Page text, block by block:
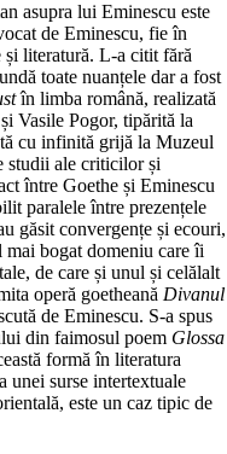
asupra lui Eminescu este
de Eminescu, fie în
și literatură. L-a citit fără
toate nuanțele dar a fost
în limba română, realizată
Vasile Pogor, tipărită la
cu infinită grijă la Muzeul
studii ale criticilor și
între Goethe și Eminescu
paralele între prezențele
găsit convergențe și ecouri,
mai bogat domeniu care îi
de care și unul și celălalt
operă goetheanăDivanul
de Eminescu. S-a spus
din faimosul poem Glossa
formă în literatura
unei surse intertextuale
este un caz tipic de